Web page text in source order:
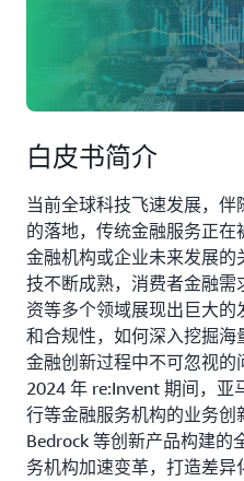
白皮书简介
当前全球科技飞速发展，
的落地，传统金融服务正
金融机构或企业未来发展
技不断成熟，消费者金融
资等多个领域展现出巨大
和合规性，如何深入挖掘
金融创新过程中不可忽视的
2024 年 re:Invent 期间，亚
行等金融服务机构的业务
Bedrock 等创新产品构建的
务机构加速变革，打造差